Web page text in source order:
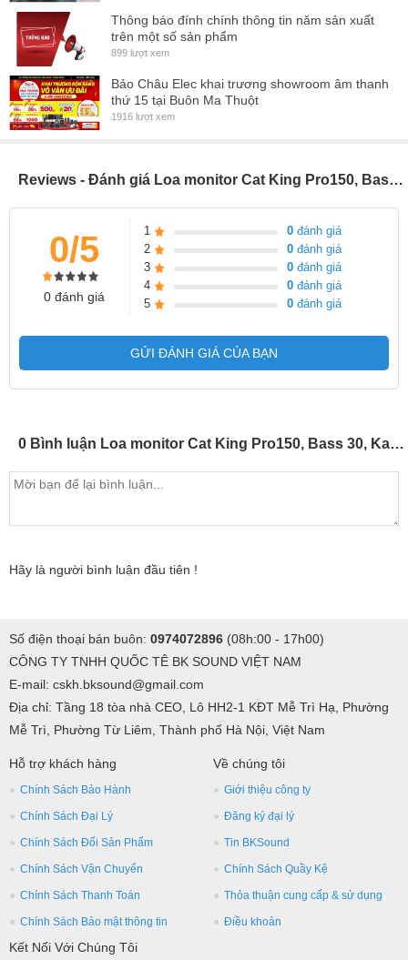
Thông báo đính chính thông tin năm sản xuất
trên một số sản phẩm
899 lượt xem
Bảo Châu Elec khai trương showroom âm thanh
thứ 15 tại Buôn Ma Thuột
1916 lượt xem
Reviews - Đánh giá Loa monitor Cat King Pro150, Bass 30, Karaoke, Sân Khấu (Giá 2 chiếc)
0/5
0 đánh giá
1 0 đánh giá
2
0 đánh giá
3
0 đánh giá
4
0 đánh giá
5
0 đánh giá
GỬI ĐÁNH GIÁ CỦA BẠN
0 Bình luận Loa monitor Cat King Pro150, Bass 30, Karaoke, Sân Khấu (Giá 2 chiếc)
Hãy là người bình luận đầu tiên !
Số điện thoại bán buôn: 0974072896 (08h:00 - 17h00)
CÔNG TY TNHH QUỐC TÊ BK SOUND VIỆT NAM
E-mail: cskh.bksound@gmail.com
Địa chỉ: Tầng 18 tòa nhà CEO, Lô HH2-1 KĐT Mễ Trì Hạ, Phường
Mễ Trì, Phường Từ Liêm, Thành phố Hà Nội, Việt Nam
Hỗ trợ khách hàng
Chính Sách Bảo Hành
Chính Sách Đại Lý
Chính Sách Đổi Sản Phẩm
Chính Sách Vận Chuyển
Chính Sách Thanh Toán
Chính Sách Bảo mật thông tin
Về chúng tôi
Giới thiệu công ty
Đăng ký đại lý
Tin BKSound
Chính Sách Quầy Kệ
Thỏa thuận cung cấp & sử dụng
Điều khoản
Kết Nối Với Chúng Tôi